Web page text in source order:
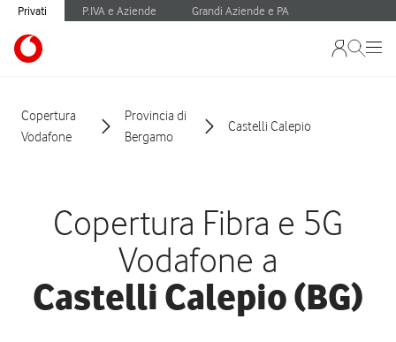
Privati P.IVA e Aziende Grandi Aziende e PA
Copertura
Vodafone
Provincia di
Bergamo
Castelli Calepio
Copertura Fibra e 5G
Vodafone a
Castelli Calepio (BG)